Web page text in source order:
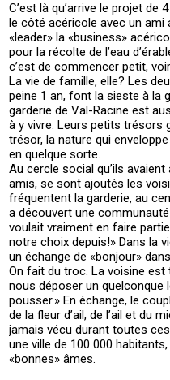
C’est là qu’arrive le projet de
le côté acéricole avec un ami
«leader» la «business»
pour la récolte de l’eau
c’est de commencer petit,
La vie de famille, elle? Les
peine 1 an, font la sieste à la
garderie de Val-Racine est
à y vivre. Leurs petits trésors
trésor, la nature qui
en quelque sorte.
Au cercle social qu’ils
amis, se sont ajoutés les
fréquentent la garderie, au
a découvert une
voulait vraiment en faire
notre choix depuis!» Dans la
un échange de «bonjour»
On fait du troc. La voisine
nous déposer un quelconque
pousser.» En échange, le
de la fleur d’ail, de l’ail et du
jamais vécu durant toutes
une ville de 100 000
«bonnes» âmes.